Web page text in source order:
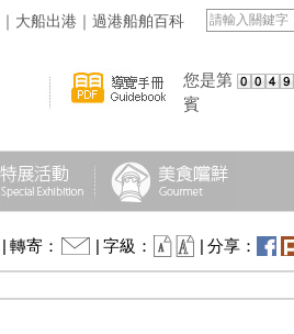
｜ 大船出港 ｜ 過港船舶百科
您是第
賓
| 轉寄： | 字級： | 分享：